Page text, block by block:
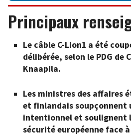
Principaux
Le câble C-Lion1 a été
délibérée, selon le PDG de
Knaapila.
Les ministres des affaires
et finlandais soupçonnent
intentionnel et soulignent
sécurité européenne face